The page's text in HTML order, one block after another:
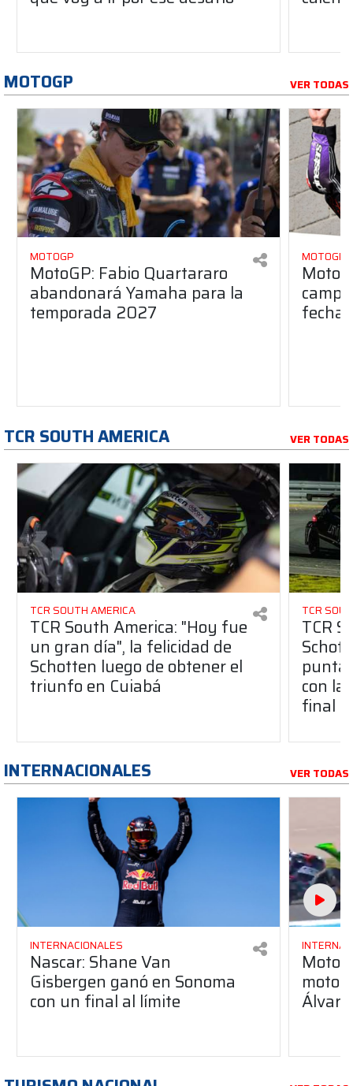
MOTOGP VER TODAS
MOTOGP
MotoGP: Fabio Quartararo
abandonará Yamaha para la
temporada 2027
MOTOGP
fecha
TCR SOUTH AMERICA VER TODAS
TCR SOUTH AMERICA
TCR South America: "Hoy fue
un gran día", la felicidad de
Schotten luego de obtener el
triunfo en Cuiabá
TCR
TCR
punta
con la
final
INTERNACIONALES VER TODAS
INTERNACIONALES
Nascar: Shane Van
Gisbergen ganó en Sonoma
con un final al límite
moto